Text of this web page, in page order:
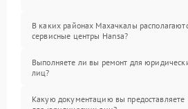
В каких районах Махачкалы
сервисные центры Hansa?
Выполняете ли вы ремонт для
лиц?
Какую документацию вы предоставляете